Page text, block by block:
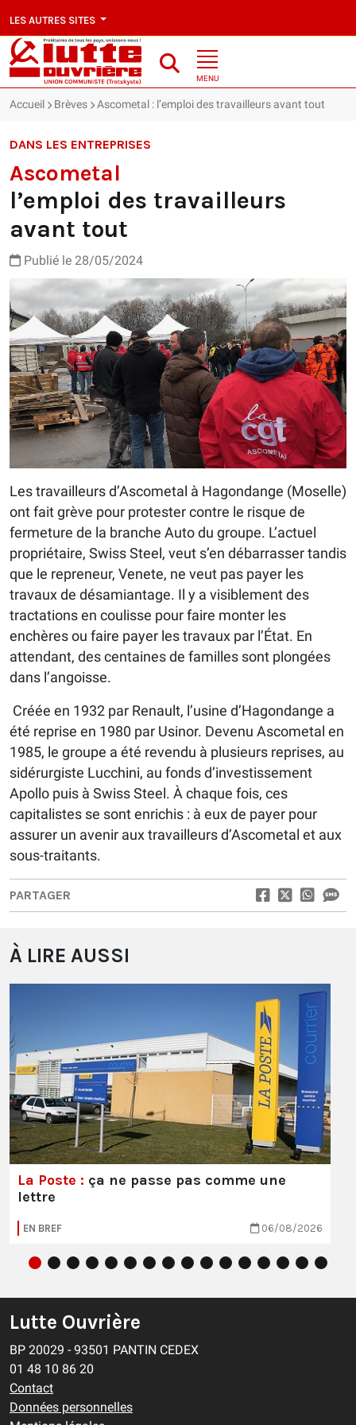
LES AUTRES SITES
MENU
Accueil Brèves Ascometal : l’emploi des travailleurs avant tout
DANS LES ENTREPRISES
Ascometal
l’emploi des travailleurs
avant tout
Publié le 28/05/2024
Les travailleurs d’Ascometal à Hagondange (Moselle)
ont fait grève pour protester contre le risque de
fermeture de la branche Auto du groupe. L’actuel
propriétaire, Swiss Steel, veut s’en débarrasser tandis
que le repreneur, Venete, ne veut pas payer les
travaux de désamiantage. Il y a visiblement des
tractations en coulisse pour faire monter les
enchères ou faire payer les travaux par l’État. En
attendant, des centaines de familles sont plongées
dans l’angoisse.
Créée en 1932 par Renault, l’usine d’Hagondange a
été reprise en 1980 par Usinor. Devenu Ascometal en
1985, le groupe a été revendu à plusieurs reprises, au
sidérurgiste Lucchini, au fonds d’investissement
Apollo puis à Swiss Steel. À chaque fois, ces
capitalistes se sont enrichis : à eux de payer pour
assurer un avenir aux travailleurs d’Ascometal et aux
sous-traitants.
PARTAGER
À LIRE AUSSI
La Poste : ça ne passe pas comme une
lettre
EN BREF 06/08/2026
Lutte Ouvrière
BP 20029 - 93501 PANTIN CEDEX
01 48 10 86 20
Contact
Données personnelles